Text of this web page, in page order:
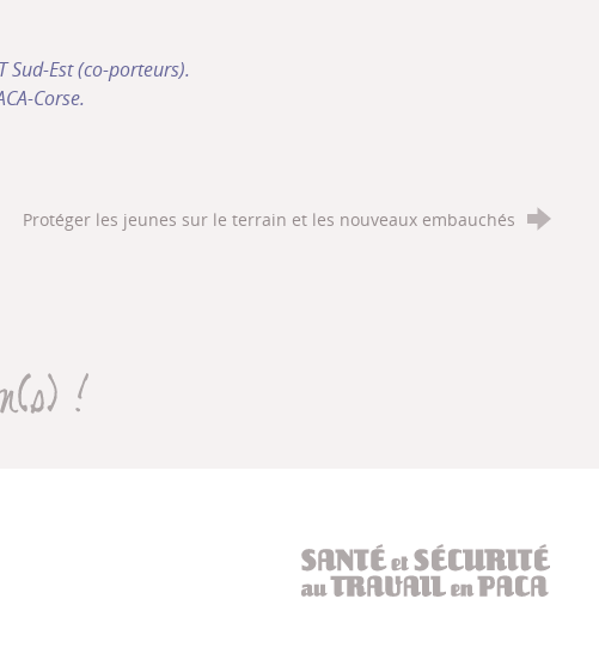
Sud-Est (co-porteurs).
Corse.
Protéger les jeunes sur le terrain et les nouveaux embauchés
Santé et sécurité au